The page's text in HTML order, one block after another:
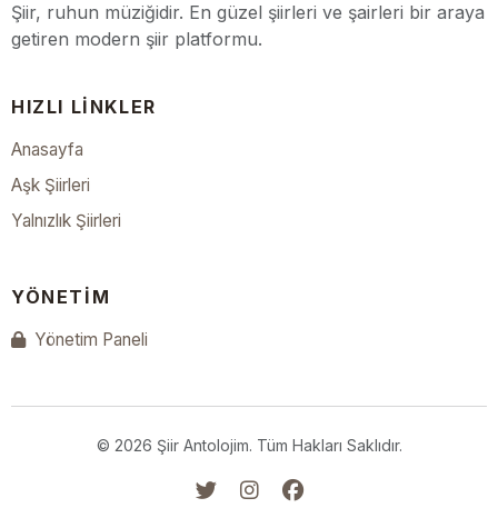
Şiir, ruhun müziğidir. En güzel şiirleri ve şairleri bir araya
getiren modern şiir platformu.
HIZLI LINKLER
Anasayfa
Aşk Şiirleri
Yalnızlık Şiirleri
YÖNETIM
Yönetim Paneli
© 2026 Şiir Antolojim. Tüm Hakları Saklıdır.